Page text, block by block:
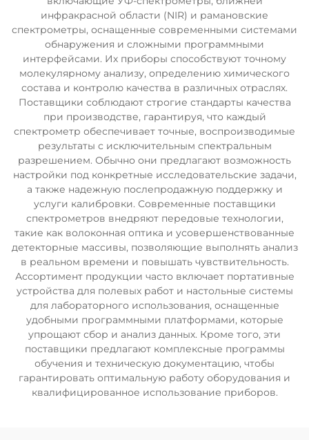
инфракрасной области (NIR) и рамановские
спектрометры, оснащенные современными системами
обнаружения и сложными программными
интерфейсами. Их приборы способствуют точному
молекулярному анализу, определению химического
состава и контролю качества в различных отраслях.
Поставщики соблюдают строгие стандарты качества
при производстве, гарантируя, что каждый
спектрометр обеспечивает точные, воспроизводимые
результаты с исключительным спектральным
разрешением. Обычно они предлагают возможность
настройки под конкретные исследовательские задачи,
а также надежную послепродажную поддержку и
услуги калибровки. Современные поставщики
спектрометров внедряют передовые технологии,
такие как волоконная оптика и усовершенствованные
детекторные массивы, позволяющие выполнять анализ
в реальном времени и повышать чувствительность.
Ассортимент продукции часто включает портативные
устройства для полевых работ и настольные системы
для лабораторного использования, оснащенные
удобными программными платформами, которые
упрощают сбор и анализ данных. Кроме того, эти
поставщики предлагают комплексные программы
обучения и техническую документацию, чтобы
гарантировать оптимальную работу оборудования и
квалифицированное использование приборов.